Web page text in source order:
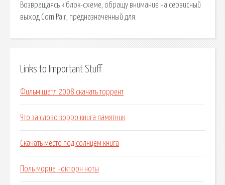
Возвращаясь к блок-схеме, обращу внимание на сервисный
выход Com Pair, предназначенный для.
Links to Important Stuff
Фильм шатл 2008 скачать торрент
Что за слово зорро книга памятник
Скачать место под солнцем книга
Поль мориа ноктюрн ноты